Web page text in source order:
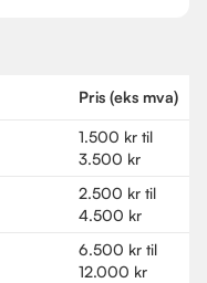
Pris (eks mva)
1.500 kr til
3.500 kr
2.500 kr til
4.500 kr
6.500 kr til
12.000 kr